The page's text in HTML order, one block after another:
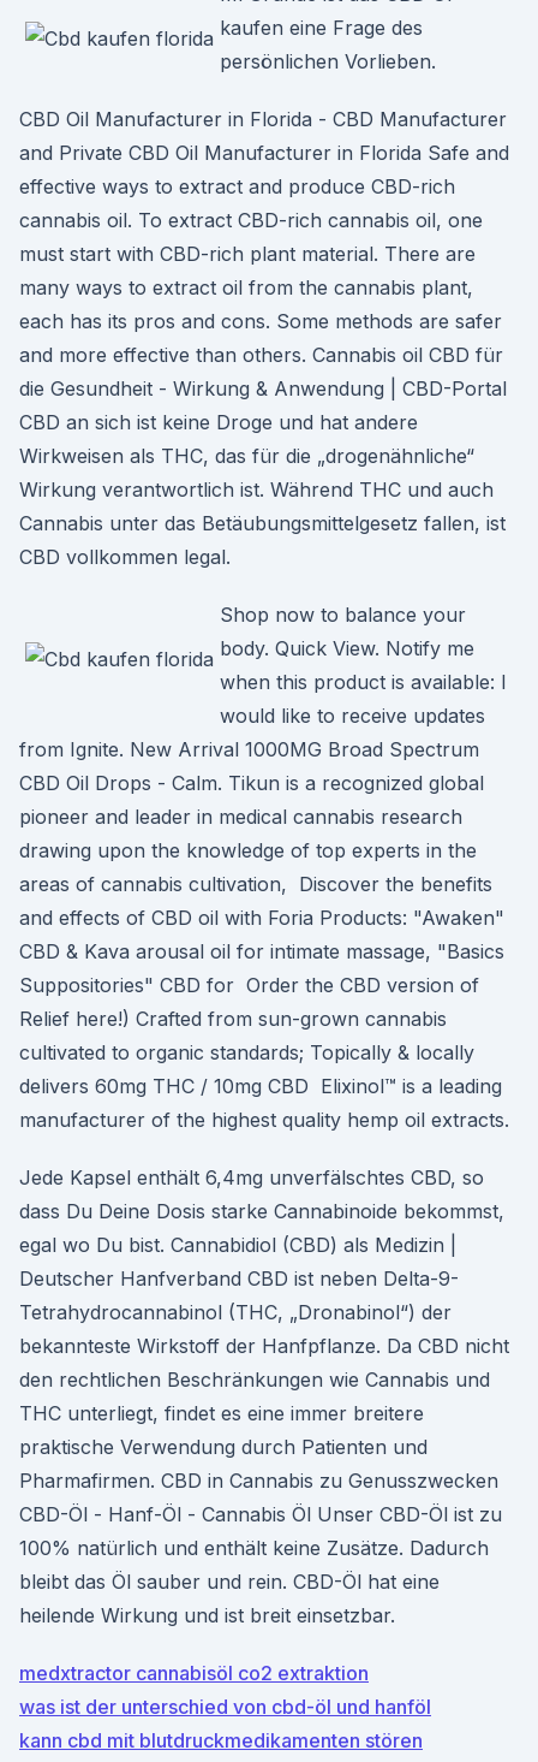
kaufen eine Frage des
persönlichen Vorlieben.
CBD Oil Manufacturer in Florida - CBD Manufacturer
and Private CBD Oil Manufacturer in Florida Safe and
effective ways to extract and produce CBD-rich
cannabis oil. To extract CBD-rich cannabis oil, one
must start with CBD-rich plant material. There are
many ways to extract oil from the cannabis plant,
each has its pros and cons. Some methods are safer
and more effective than others. Cannabis oil CBD für
die Gesundheit - Wirkung & Anwendung | CBD-Portal
CBD an sich ist keine Droge und hat andere
Wirkweisen als THC, das für die „drogenähnliche“
Wirkung verantwortlich ist. Während THC und auch
Cannabis unter das Betäubungsmittelgesetz fallen, ist
CBD vollkommen legal.
Shop now to balance your
body. Quick View. Notify me
when this product is available: I
would like to receive updates
from Ignite. New Arrival 1000MG Broad Spectrum
CBD Oil Drops - Calm. Tikun is a recognized global
pioneer and leader in medical cannabis research
drawing upon the knowledge of top experts in the
areas of cannabis cultivation, Discover the benefits
and effects of CBD oil with Foria Products: "Awaken"
CBD & Kava arousal oil for intimate massage, "Basics
Suppositories" CBD for Order the CBD version of
Relief here!) Crafted from sun-grown cannabis
cultivated to organic standards; Topically & locally
delivers 60mg THC / 10mg CBD Elixinol™ is a leading
manufacturer of the highest quality hemp oil extracts.
Jede Kapsel enthält 6,4mg unverfälschtes CBD, so
dass Du Deine Dosis starke Cannabinoide bekommst,
egal wo Du bist. Cannabidiol (CBD) als Medizin |
Deutscher Hanfverband CBD ist neben Delta-9-
Tetrahydrocannabinol (THC, „Dronabinol“) der
bekannteste Wirkstoff der Hanfpflanze. Da CBD nicht
den rechtlichen Beschränkungen wie Cannabis und
THC unterliegt, findet es eine immer breitere
praktische Verwendung durch Patienten und
Pharmafirmen. CBD in Cannabis zu Genusszwecken
CBD-Öl - Hanf-Öl - Cannabis Öl Unser CBD-Öl ist zu
100% natürlich und enthält keine Zusätze. Dadurch
bleibt das Öl sauber und rein. CBD-Öl hat eine
heilende Wirkung und ist breit einsetzbar.
medxtractor cannabisöl co2 extraktion
was ist der unterschied von cbd-öl und hanföl
kann cbd mit blutdruckmedikamenten stören